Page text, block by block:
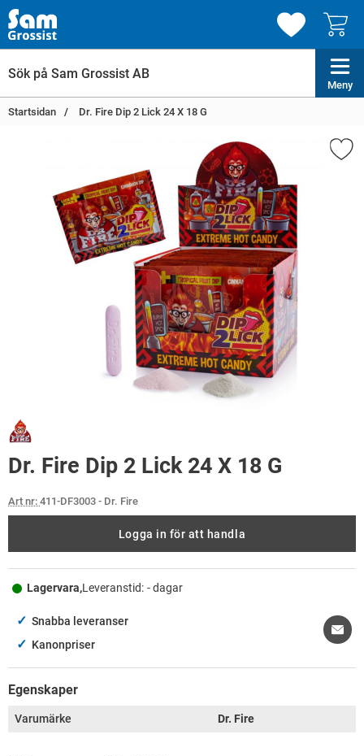
Meny
Startsidan Dr. Fire Dip 2 Lick 24 X 18 G
Dr. Fire Dip 2 Lick 24 X 18 G
Art nr: 411-DF3003 - Dr. Fire
Logga in för att handla
Lagervara,Leveranstid: - dagar
✓ Snabba leveranser
✓ Kanonpriser
Egenskaper
Varumärke Dr. Fire